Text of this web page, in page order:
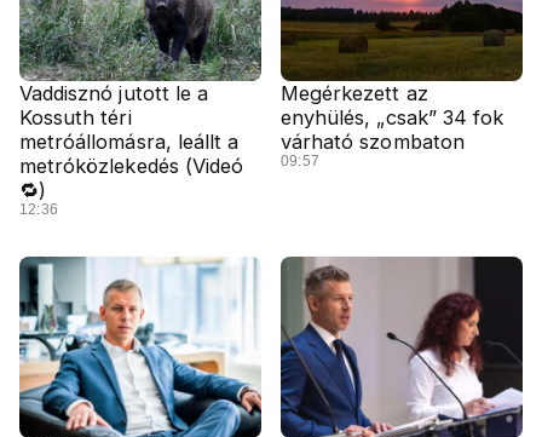
Vaddisznó jutott le a
Kossuth téri
metróállomásra, leállt a
metróközlekedés (Videó
🔁)
12:36
Megérkezett az
enyhülés, „csak” 34 fok
várható szombaton
09:57